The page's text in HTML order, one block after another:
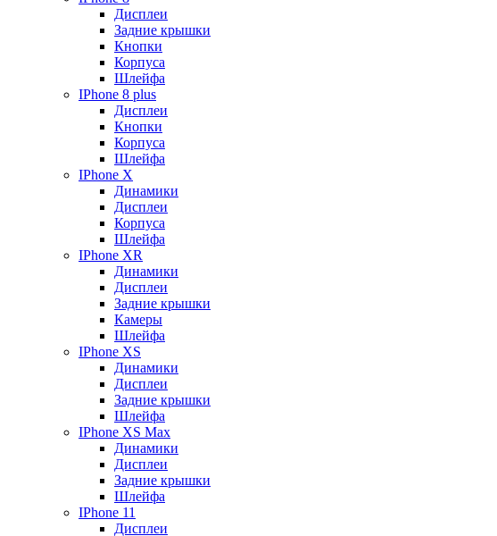
Дисплеи
Задние крышки
Кнопки
Корпуса
Шлейфа
IPhone 8 plus
Дисплеи
Кнопки
Корпуса
Шлейфа
IPhone X
Динамики
Дисплеи
Корпуса
Шлейфа
IPhone XR
Динамики
Дисплеи
Задние крышки
Камеры
Шлейфа
IPhone XS
Динамики
Дисплеи
Задние крышки
Шлейфа
IPhone XS Max
Динамики
Дисплеи
Задние крышки
Шлейфа
IPhone 11
Дисплеи